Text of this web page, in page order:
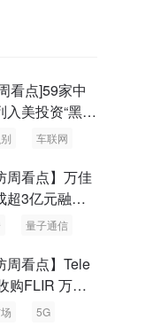
看点]59家中
入美投资“黑名
国信通院启动
车联网
周看点】万佳
超3亿元融资
批量子通信标
量子通信
周看点】Tele
FLIR 万物
牌“万御安防”
5G